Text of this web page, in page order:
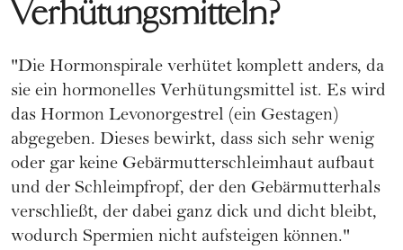
Verhütungsmitteln?
"Die Hormonspirale verhütet komplett anders, da
sie ein hormonelles Verhütungsmittel ist. Es wird
das Hormon Levonorgestrel (ein Gestagen)
abgegeben. Dieses bewirkt, dass sich sehr wenig
oder gar keine Gebärmutterschleimhaut aufbaut
und der Schleimpfropf, der den Gebärmutterhals
verschließt, der dabei ganz dick und dicht bleibt,
wodurch Spermien nicht aufsteigen können."